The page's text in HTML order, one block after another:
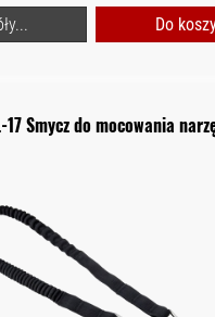
Do
17 Smycz do mocowania